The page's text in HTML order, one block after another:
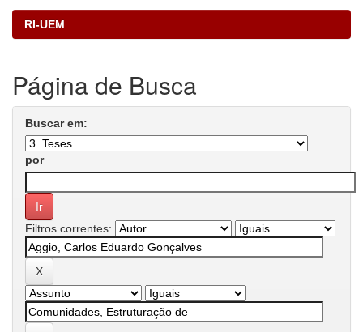
RI-UEM
Página de Busca
Buscar em:
por
Filtros correntes: